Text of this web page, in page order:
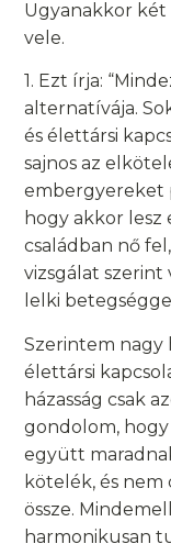
Ugyanakkor
vele.
1. Ezt írja:
alternatívája.
és élettársi
sajnos az
embergyereket
hogy akkor lesz
családban nő
vizsgálat
lelki
Szerintem nagy
élettársi
házasság csak
gondolom,
együtt
kötelék, és nem
össze.
harmonikusan